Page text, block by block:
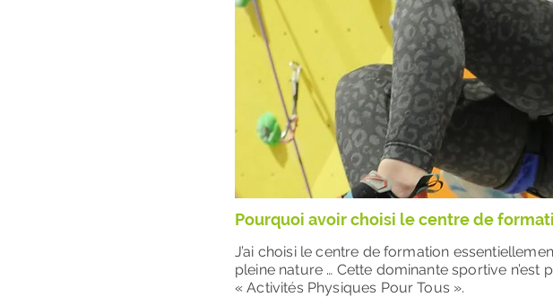
Pourquoi avoir choisi le centre de
J’ai choisi le centre de formation
pleine nature … Cette dominante sportive n’est
« Activités Physiques Pour Tous ».